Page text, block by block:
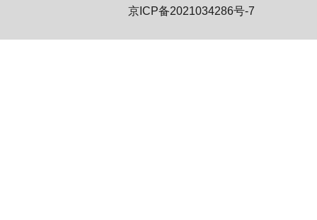
京ICP备2021034286号-7